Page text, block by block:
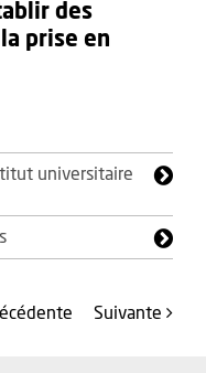
des
prise en
universitaire
suivante